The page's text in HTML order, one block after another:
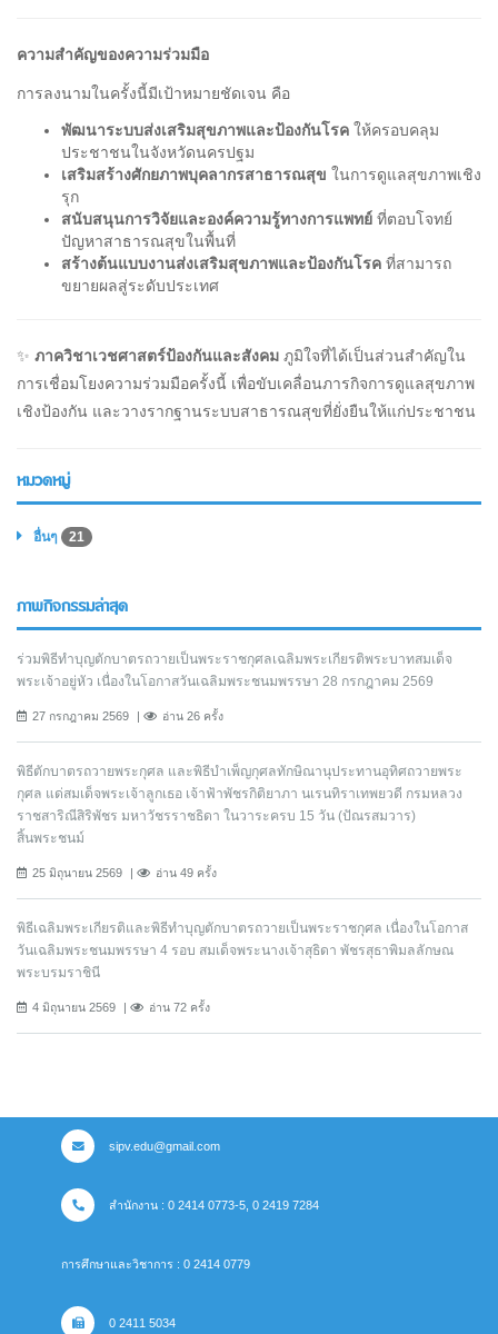
ความสำคัญของความร่วมมือ
การลงนามในครั้งนี้มีเป้าหมายชัดเจน คือ
พัฒนาระบบส่งเสริมสุขภาพและป้องกันโรค ให้ครอบคลุม
ประชาชนในจังหวัดนครปฐม
เสริมสร้างศักยภาพบุคลากรสาธารณสุข ในการดูแลสุขภาพเชิง
รุก
สนับสนุนการวิจัยและองค์ความรู้ทางการแพทย์ ที่ตอบโจทย์
ปัญหาสาธารณสุขในพื้นที่
สร้างต้นแบบงานส่งเสริมสุขภาพและป้องกันโรค ที่สามารถ
ขยายผลสู่ระดับประเทศ
✨ ภาควิชาเวชศาสตร์ป้องกันและสังคม ภูมิใจที่ได้เป็นส่วนสำคัญใน
การเชื่อมโยงความร่วมมือครั้งนี้ เพื่อขับเคลื่อนภารกิจการดูแลสุขภาพ
เชิงป้องกัน และวางรากฐานระบบสาธารณสุขที่ยั่งยืนให้แก่ประชาชน
หมวดหมู่
อื่นๆ 21
ภาพกิจกรรมล่าสุด
ร่วมพิธีทำบุญตักบาตรถวายเป็นพระราชกุศลเฉลิมพระเกียรติพระบาทสมเด็จ
พระเจ้าอยู่หัว เนื่องในโอกาสวันเฉลิมพระชนมพรรษา 28 กรกฎาคม 2569
27 กรกฎาคม 2569 อ่าน 26 ครั้ง
พิธีตักบาตรถวายพระกุศล และพิธีบำเพ็ญกุศลทักษิณานุประทานอุทิศถวายพระ
กุศล แด่สมเด็จพระเจ้าลูกเธอ เจ้าฟ้าพัชรกิติยาภา นเรนทิราเทพยวดี กรมหลวง
ราชสาริณีสิริพัชร มหาวัชรราชธิดา ในวาระครบ 15 วัน (ปัณรสมวาร)
สิ้นพระชนม์
25 มิถุนายน 2569 อ่าน 49 ครั้ง
พิธีเฉลิมพระเกียรติและพิธีทำบุญตักบาตรถวายเป็นพระราชกุศล เนื่องในโอกาส
วันเฉลิมพระชนมพรรษา 4 รอบ สมเด็จพระนางเจ้าสุธิดา พัชรสุธาพิมลลักษณ
พระบรมราชินี
4 มิถุนายน 2569 อ่าน 72 ครั้ง
sipv.edu@gmail.com
สำนักงาน : 0 2414 0773-5, 0 2419 7284
การศึกษาและวิชาการ : 0 2414 0779
0 2411 5034